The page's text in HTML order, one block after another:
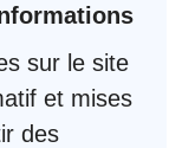
sur le site
et mises
des